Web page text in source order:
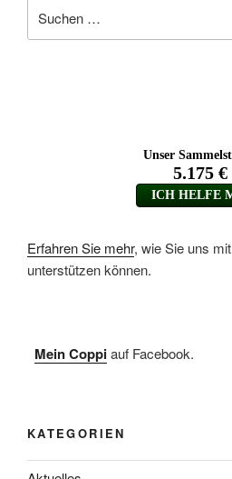
nach:
Erfahren Sie mehr, wie Sie uns mit
unterstützen können.
Mein Coppiauf Facebook.
KATEGORIEN